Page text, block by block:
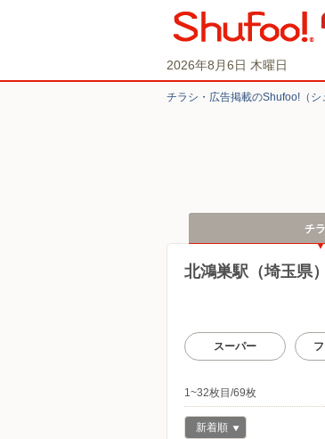
2026年8月6日 木曜日
チラシ・​広告掲載の​Shufoo!​（シ
チ
北鴻巣駅（埼玉県
スーパー
1~32枚目/69枚
新着順